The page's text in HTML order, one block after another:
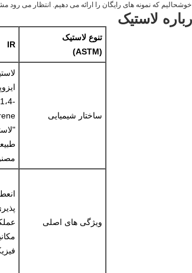
خوشحالیم که نمونه های رایگان را ارائه می دهیم. انتظار می
لاستیک
تنوع لاستیک
(ASTM)
IR
ساختار شیمیایی
1،4-
ویژگی های اصلی